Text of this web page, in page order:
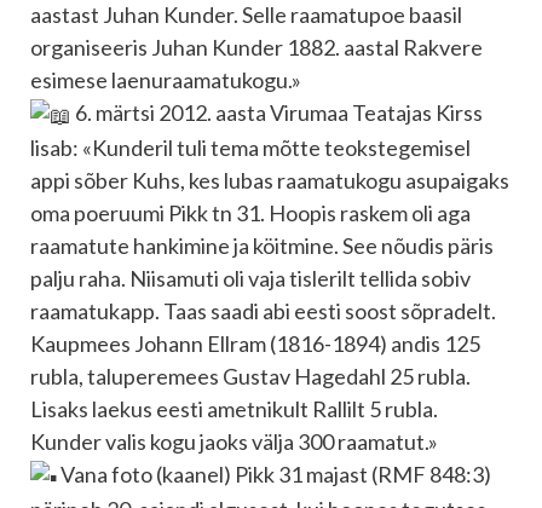
aastast Juhan Kunder. Selle raamatupoe baasil
organiseeris Juhan Kunder 1882. aastal Rakvere
esimese laenuraamatukogu.»
6. märtsi 2012. aasta Virumaa Teatajas Kirss
lisab: «Kunderil tuli tema mõtte teokstegemisel
appi sõber Kuhs, kes lubas raamatukogu asupaigaks
oma poeruumi Pikk tn 31. Hoopis raskem oli aga
raamatute hankimine ja köitmine. See nõudis päris
palju raha. Niisamuti oli vaja tislerilt tellida sobiv
raamatukapp. Taas saadi abi eesti soost sõpradelt.
Kaupmees Johann Ellram (1816-1894) andis 125
rubla, taluperemees Gustav Hagedahl 25 rubla.
Lisaks laekus eesti ametnikult Rallilt 5 rubla.
Kunder valis kogu jaoks välja 300 raamatut.»
Vana foto (kaanel) Pikk 31 majast (RMF 848:3)